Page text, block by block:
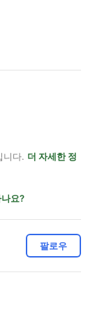
니다. 더 자세한 정
요?
팔로우